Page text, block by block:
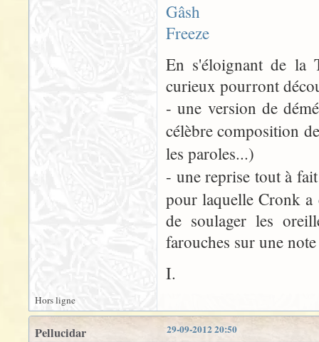
Gâsh
Freeze
En s'éloignant de la
curieux pourront
- une version de
célèbre composition
les paroles...)
- une reprise tout à
pour laquelle Cronk
de soulager les
farouches sur une
I.
Hors ligne
29-09-2012 20:50
Pellucidar